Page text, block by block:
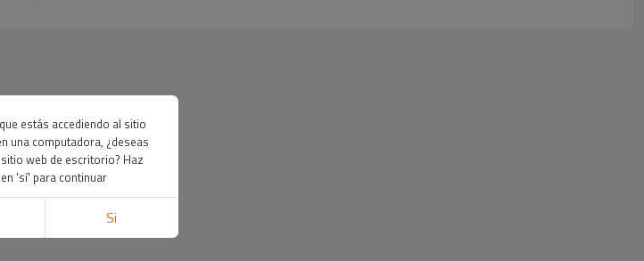
estás accediendo al sitio
una computadora, ¿deseas
web de escritorio? Haz
'sí' para continuar
Si